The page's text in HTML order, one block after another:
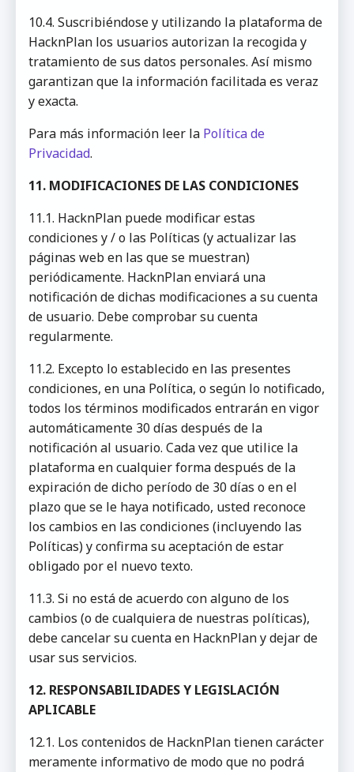
10.4. Suscribiéndose y utilizando la plataforma de
HacknPlan los usuarios autorizan la recogida y
tratamiento de sus datos personales. Así mismo
garantizan que la información facilitada es veraz
y exacta.
Para más información leer la Política de
Privacidad.
11. MODIFICACIONES DE LAS CONDICIONES
11.1. HacknPlan puede modificar estas
condiciones y / o las Políticas (y actualizar las
páginas web en las que se muestran)
periódicamente. HacknPlan enviará una
notificación de dichas modificaciones a su cuenta
de usuario. Debe comprobar su cuenta
regularmente.
11.2. Excepto lo establecido en las presentes
condiciones, en una Política, o según lo notificado,
todos los términos modificados entrarán en vigor
automáticamente 30 días después de la
notificación al usuario. Cada vez que utilice la
plataforma en cualquier forma después de la
expiración de dicho período de 30 días o en el
plazo que se le haya notificado, usted reconoce
los cambios en las condiciones (incluyendo las
Políticas) y confirma su aceptación de estar
obligado por el nuevo texto.
11.3. Si no está de acuerdo con alguno de los
cambios (o de cualquiera de nuestras políticas),
debe cancelar su cuenta en HacknPlan y dejar de
usar sus servicios.
12. RESPONSABILIDADES Y LEGISLACIÓN
APLICABLE
12.1. Los contenidos de HacknPlan tienen carácter
meramente informativo de modo que no podrá